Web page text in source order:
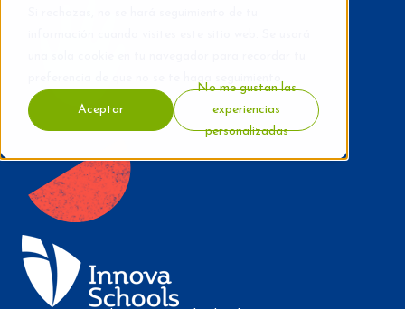
Aceptar
No me gustan las
experiencias
personalizadas